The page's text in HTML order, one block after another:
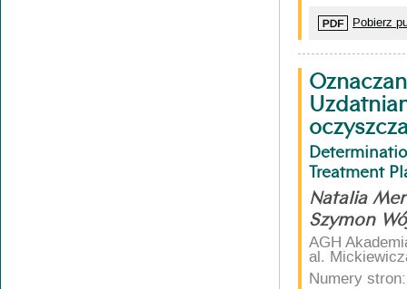
Pobierz
Treatment
Natalia
Szymon
AGH
al.
Numery